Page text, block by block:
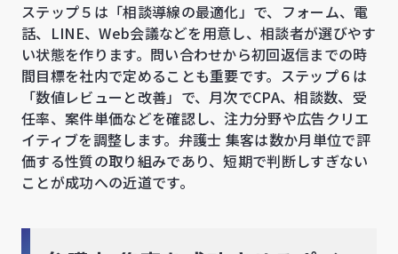
ステップ５は「相談導線の最適化」で、フォーム、電
話、LINE、Web会議などを用意し、相談者が選びやす
い状態を作ります。問い合わせから初回返信までの時
間目標を社内で定めることも重要です。ステップ６は
「数値レビューと改善」で、月次でCPA、相談数、受
任率、案件単価などを確認し、注力分野や広告クリエ
イティブを調整します。弁護士 集客は数か月単位で評
価する性質の取り組みであり、短期で判断しすぎない
ことが成功への近道です。